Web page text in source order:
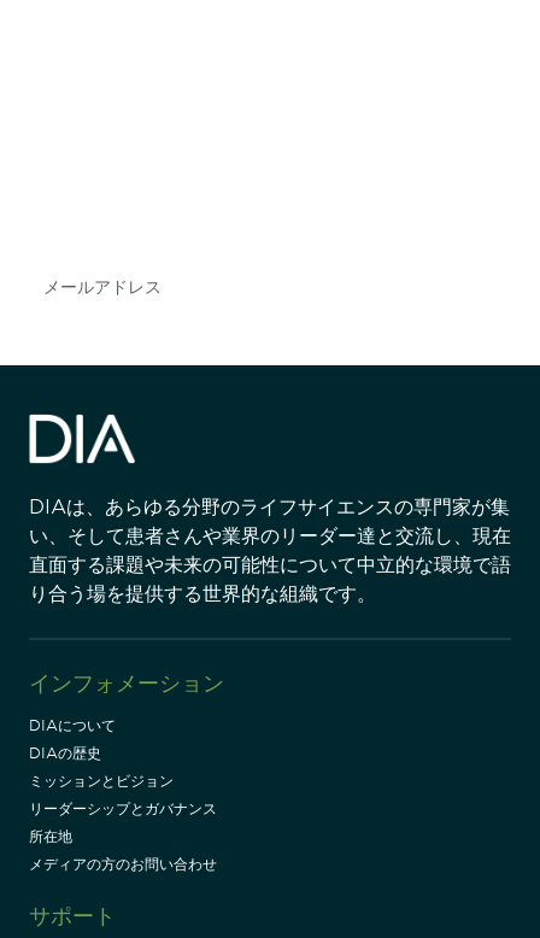
DIAは、あらゆる分野のライフサイエンスの専門家が集
い、そして患者さんや業界のリーダー達と交流し、現在
直面する課題や未来の可能性について中立的な環境で語
り合う場を提供する世界的な組織です。
インフォメーション
DIAについて
DIAの歴史
ミッションとビジョン
リーダーシップとガバナンス
所在地
メディアの方のお問い合わせ
サポート